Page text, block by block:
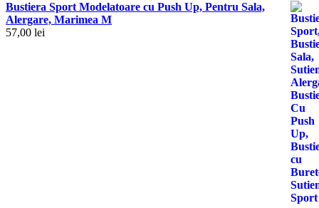
Bustiera Sport Modelatoare cu Push Up, Pentru Sala,
Alergare, Marimea M
57,00 lei